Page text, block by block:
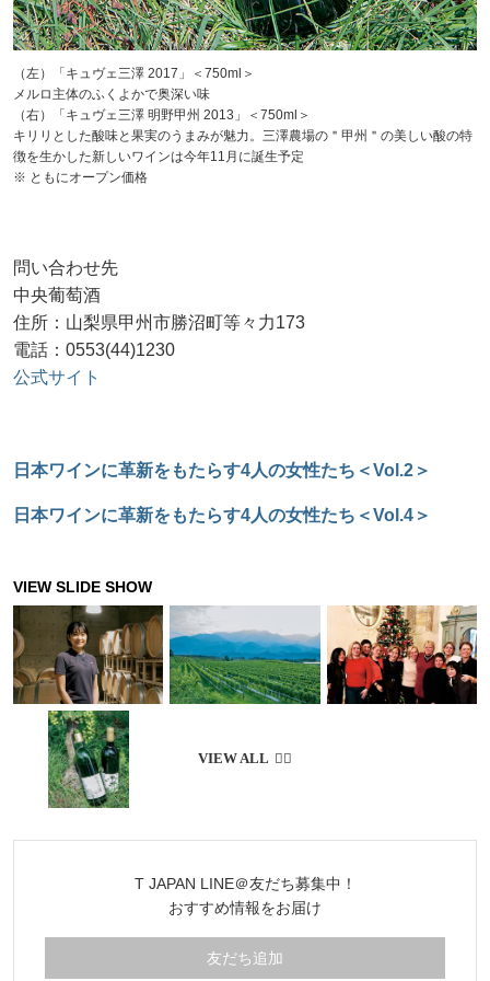
（左）「キュヴェ三澤 2017」＜750ml＞
メルロ主体のふくよかで奥深い味
（右）「キュヴェ三澤 明野甲州 2013」＜750ml＞
キリリとした酸味と果実のうまみが魅力。三澤農場の＂甲州＂の美しい酸の特
徴を生かした新しいワインは今年11月に誕生予定
※ ともにオープン価格
問い合わせ先
中央葡萄酒
住所：山梨県甲州市勝沼町等々力173
電話：0553(44)1230
公式サイト
日本ワインに革新をもたらす4人の女性たち＜Vol.2＞
日本ワインに革新をもたらす4人の女性たち＜Vol.4＞
T JAPAN LINE＠友だち募集中！
おすすめ情報をお届け
友だち追加